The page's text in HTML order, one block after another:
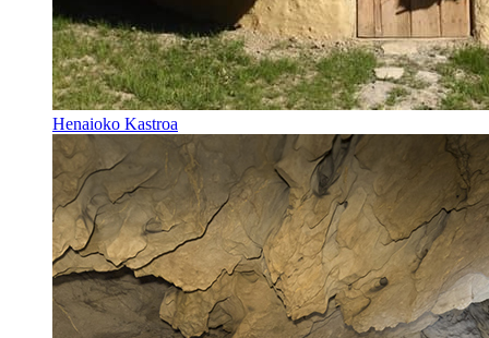
Henaioko Kastroa